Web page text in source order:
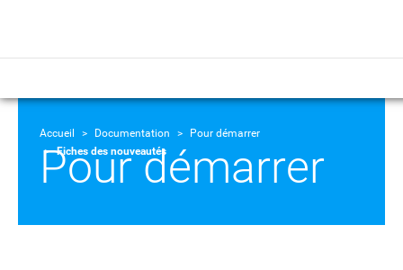
Accueil Documentation
Pour démarrer
Fiches des nouveautés
Pour démarrer